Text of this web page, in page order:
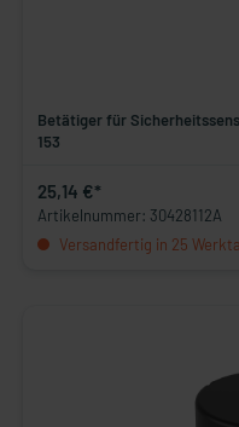
Betätiger für
153
25,14 €*
Artikelnummer: 30428112A
Versandfertig in 25